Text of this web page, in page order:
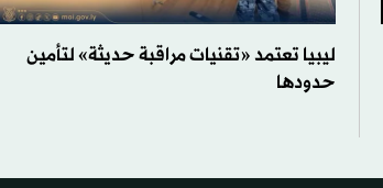
ليبيا تعتمد «تقنيات مراقبة حديثة» لتأمين
حدودها